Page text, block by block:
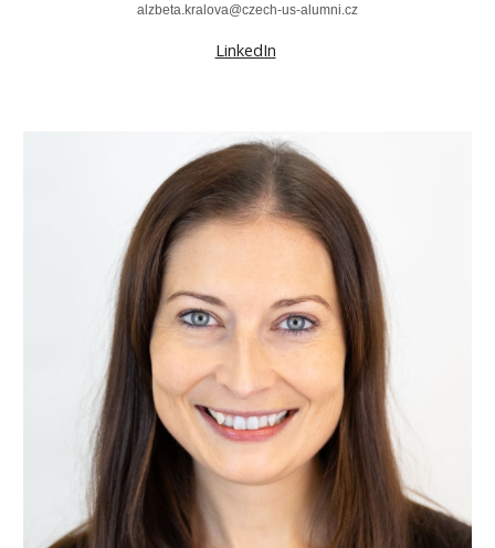
alzbeta.kralova@czech-us-alumni.cz
LinkedIn